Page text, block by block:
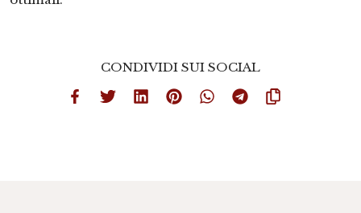
CONDIVIDI SUI SOCIAL